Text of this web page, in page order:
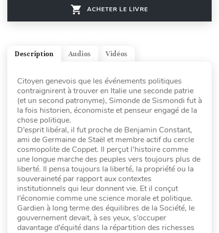
ACHETER LE LIVRE
Vidéos
Audios
Description
Citoyen genevois que les événements politiques
contraignirent à trouver en Italie une seconde patrie
(et un second patronyme), Simonde de Sismondi fut à
la fois historien, économiste et penseur engagé de la
chose politique.
D’esprit libéral, il fut proche de Benjamin Constant,
ami de Germaine de Staël et membre actif du cercle
cosmopolite de Coppet. Il perçut l’histoire comme
une longue marche des peuples vers toujours plus de
liberté. Il pensa toujours la liberté, la propriété ou la
souveraineté par rapport aux contextes
institutionnels qui leur donnent vie. Et il conçut
l’économie comme une science morale et politique.
Gardien à long terme des équilibres de la Société, le
gouvernement devait, à ses yeux, s’occuper
davantage d’équité dans la répartition des richesses